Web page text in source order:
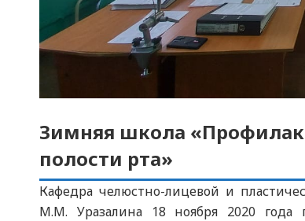
Зимняя школа
полости рта»
Кафедра челюстно-лицевой и
М.М. Уразалина 18 ноября 2020